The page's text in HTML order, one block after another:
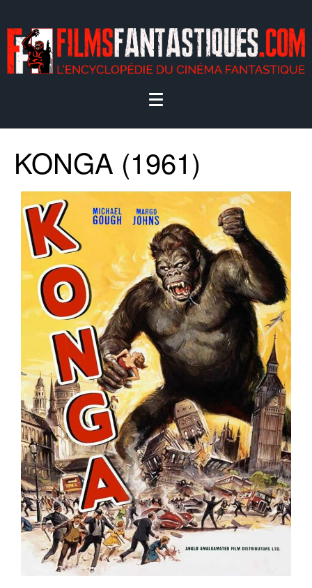
KONGA (1961)